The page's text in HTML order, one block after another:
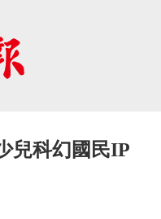
兒科幻國民IP